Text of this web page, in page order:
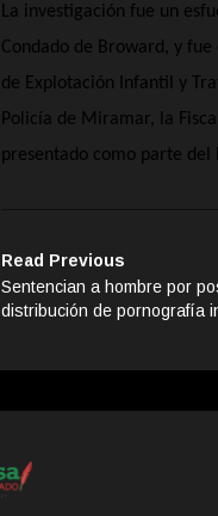
La investigación fue un
Condado de Broward, y
de Explotación Infantil y
Policía de Miramar, la
presentado como parte del
Read Previous
Sentencian a hombre por
distribución de pornografía